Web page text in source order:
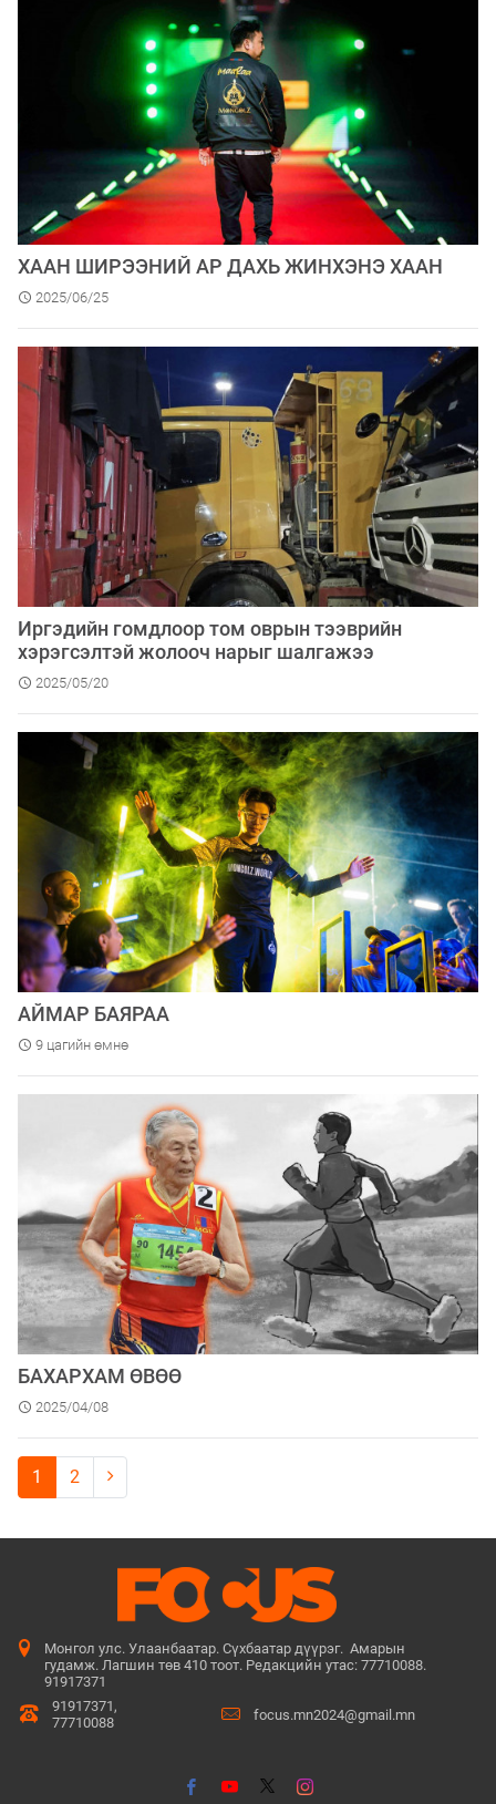
ХААН ШИРЭЭНИЙ АР ДАХЬ ЖИНХЭНЭ ХААН
2025/06/25
Иргэдийн гомдлоор том оврын тээврийн
хэрэгсэлтэй жолооч нарыг шалгажээ
2025/05/20
АЙМАР БАЯРАА
9 цагийн өмнө
БАХАРХАМ ӨВӨӨ
2025/04/08
1 2
Монгол улс. Улаанбаатар. Сүхбаатар дүүрэг. Амарын
гудамж. Лагшин төв 410 тоот. Редакцийн утас: 77710088.
91917371
91917371,
77710088
focus.mn2024@gmail.mn